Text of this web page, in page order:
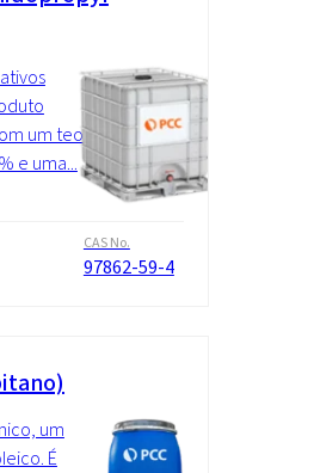
um teor
e uma...
CAS No.
97862-59-4
um
É